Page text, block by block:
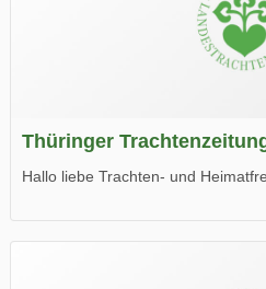
Thüringer
Hallo liebe Trachten- und
Wir wünschen Euch viel Spaß beim